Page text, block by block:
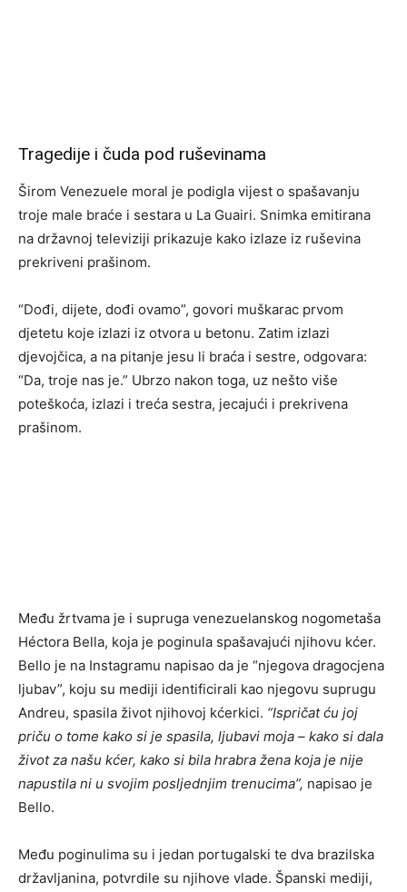
Tragedije i čuda pod ruševinama
Širom Venezuele moral je podigla vijest o spašavanju
troje male braće i sestara u La Guairi. Snimka emitirana
na državnoj televiziji prikazuje kako izlaze iz ruševina
prekriveni prašinom.
“Dođi, dijete, dođi ovamo”, govori muškarac prvom
djetetu koje izlazi iz otvora u betonu. Zatim izlazi
djevojčica, a na pitanje jesu li braća i sestre, odgovara:
“Da, troje nas je.” Ubrzo nakon toga, uz nešto više
poteškoća, izlazi i treća sestra, jecajući i prekrivena
prašinom.
Među žrtvama je i supruga venezuelanskog nogometaša
Héctora Bella, koja je poginula spašavajući njihovu kćer.
Bello je na Instagramu napisao da je “njegova dragocjena
ljubav”, koju su mediji identificirali kao njegovu suprugu
Andreu, spasila život njihovoj kćerkici. “Ispričat ću joj
priču o tome kako si je spasila, ljubavi moja – kako si dala
život za našu kćer, kako si bila hrabra žena koja je nije
napustila ni u svojim posljednjim trenucima”, napisao je
Bello.
Među poginulima su i jedan portugalski te dva brazilska
državljanina, potvrdile su njihove vlade. Španski mediji,